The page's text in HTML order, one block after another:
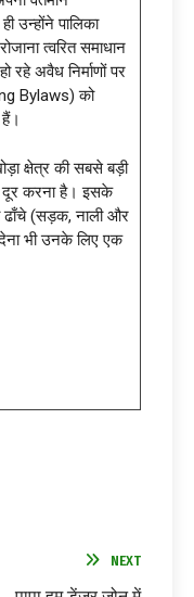
उन्होंने पालिका
त्वरित समाधान
अवैध निर्माणों पर
Bylaws) को
क्षेत्र की सबसे बड़ी
दूर करना है। इसके
ढाँचे (सड़क, नाली और
देना भी उनके लिए एक
NEXT